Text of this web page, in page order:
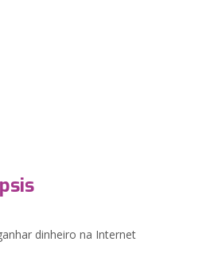
dinheiro na Internet